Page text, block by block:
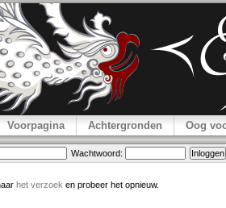
Voorpagina Achtergronden Oog
Wachtwoord:
het verzoek en probeer het opnieuw.